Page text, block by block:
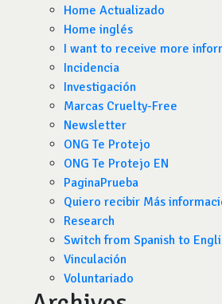
Home Actualizado
Home inglés
I want to receive more
Incidencia
Investigación
Marcas Cruelty-Free
Newsletter
ONG Te Protejo
ONG Te Protejo EN
PaginaPrueba
Quiero recibir Más
Research
Switch from Spanish to
Vinculación
Voluntariado